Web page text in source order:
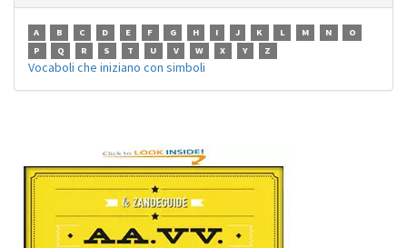
A B C D E F G H I J K L M N
O
P
Q R S T U V W X Y Z
Vocaboli che iniziano con simboli